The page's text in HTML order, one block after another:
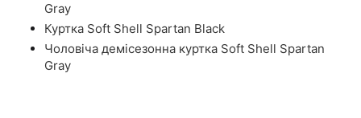
Gray
Куртка Soft Shell Spartan Black
Чоловіча демісезонна куртка Soft Shell Spartan
Gray